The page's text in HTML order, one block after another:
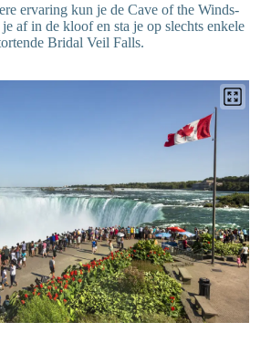
ervaring kun je de Cave of the Winds-
af in de kloof en sta je op slechts enkele
Bridal Veil Falls.